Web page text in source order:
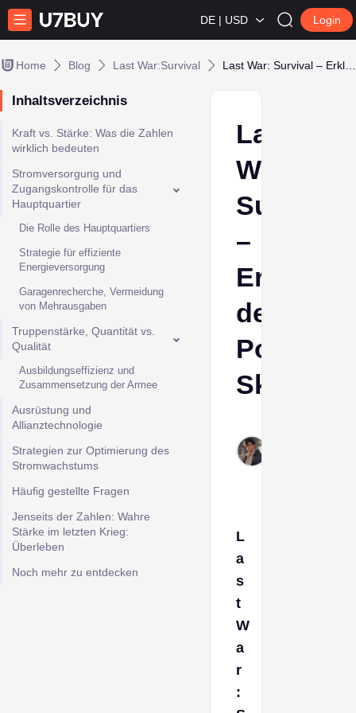
DE | USD Login
Home Blog Last War:Survival
Inhaltsverzeichnis
Kraft vs. Stärke: Was die Zahlen
wirklich bedeuten
Stromversorgung und
Zugangskontrolle für das
Hauptquartier
Die Rolle des Hauptquartiers
Strategie für effiziente
Energieversorgung
Garagenrecherche, Vermeidung
von Mehrausgaben
Truppenstärke, Quantität vs.
Qualität
Ausbildungseffizienz und
Zusammensetzung der Armee
Ausrüstung und
Allianztechnologie
Strategien zur Optimierung des
Stromwachstums
Häufig gestellte Fragen
Jenseits der Zahlen: Wahre
Stärke im letzten Krieg:
Überleben
Noch mehr zu entdecken
Last
War:
Survival
–
der
Power-
L
a
s
t
W
a
r
: